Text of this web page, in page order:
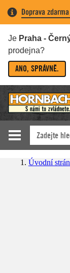
Doprava
Je Praha -
prodejna?
ANO, SPRÁVNĚ.
Úvodní